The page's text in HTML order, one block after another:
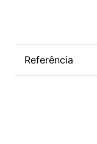
Referência